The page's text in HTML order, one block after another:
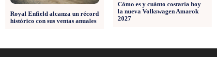
Royal Enfield alcanza un récord
histórico con sus ventas anuales
Cómo es y cuánto costaría hoy
la nueva Volkswagen Amarok
2027